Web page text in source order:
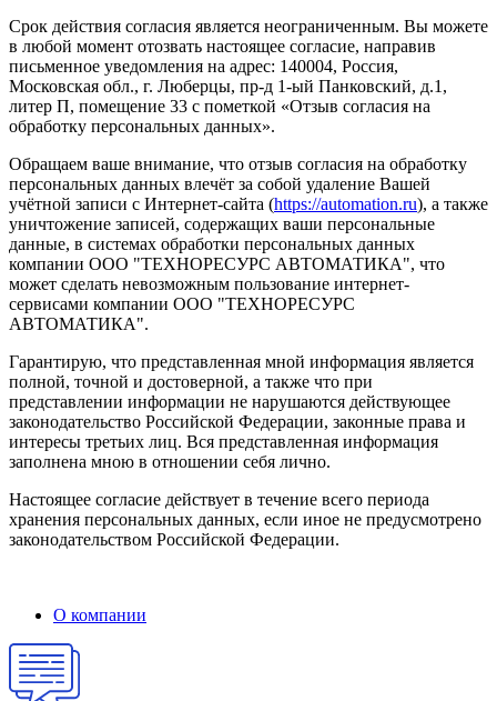
Срок действия согласия является неограниченным. Вы можете
в любой момент отозвать настоящее согласие, направив
письменное уведомления на адрес: 140004, Россия,
Московская обл., г. Люберцы, пр-д 1-ый Панковский, д.1,
литер П, помещение 33 с пометкой «Отзыв согласия на
обработку персональных данных».
Обращаем ваше внимание, что отзыв согласия на обработку
персональных данных влечёт за собой удаление Вашей
учётной записи с Интернет-сайта (https://automation.ru), а также
уничтожение записей, содержащих ваши персональные
данные, в системах обработки персональных данных
компании ООО "ТЕХНОРЕСУРС АВТОМАТИКА", что
может сделать невозможным пользование интернет-
сервисами компании ООО "ТЕХНОРЕСУРС
АВТОМАТИКА".
Гарантирую, что представленная мной информация является
полной, точной и достоверной, а также что при
представлении информации не нарушаются действующее
законодательство Российской Федерации, законные права и
интересы третьих лиц. Вся представленная информация
заполнена мною в отношении себя лично.
Настоящее согласие действует в течение всего периода
хранения персональных данных, если иное не предусмотрено
законодательством Российской Федерации.
О компании